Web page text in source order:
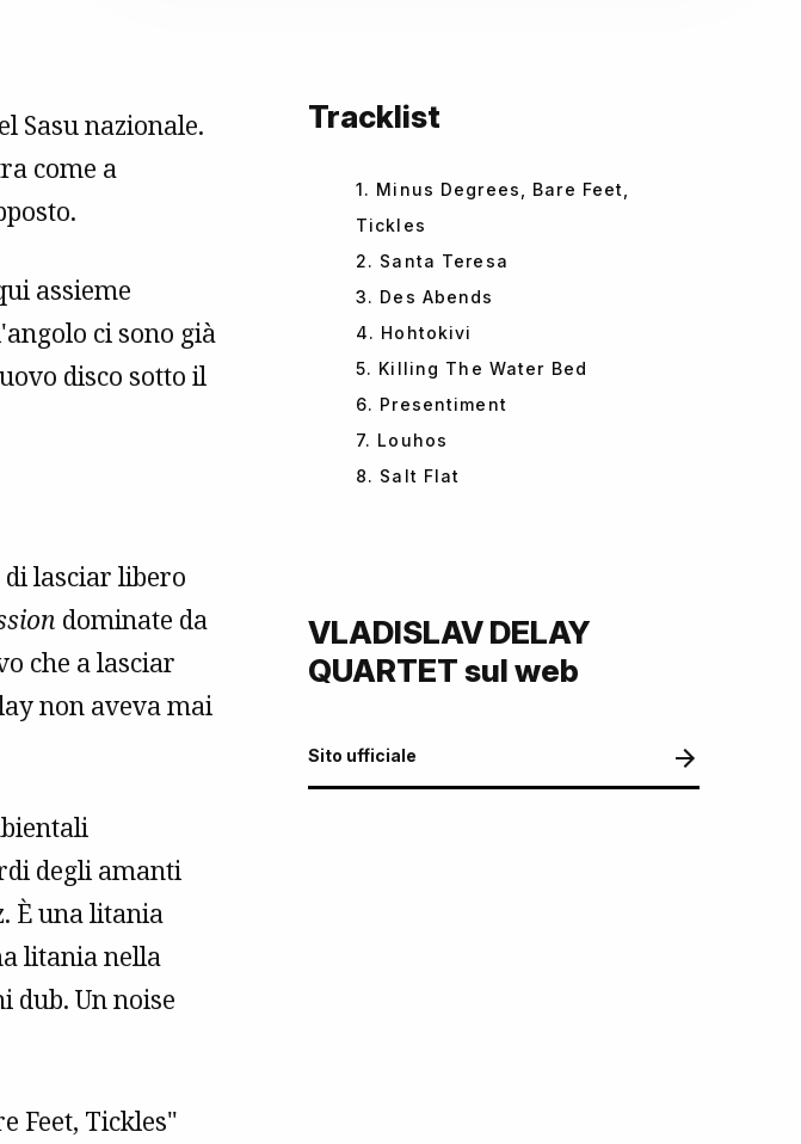
Sasu nazionale.
come a
assieme
ci sono già
disco sotto il
di lasciar libero
dominate da
che a lasciar
non aveva mai
degli amanti
È una litania
litania nella
dub. Un noise
Feet, Tickles"
Tracklist
1. Minus Degrees, Bare Feet,
Tickles
2. Santa Teresa
3. Des Abends
4. Hohtokivi
5. Killing The Water Bed
6. Presentiment
7. Louhos
8. Salt Flat
VLADISLAV DELAY
QUARTET sul web
Sito ufficiale